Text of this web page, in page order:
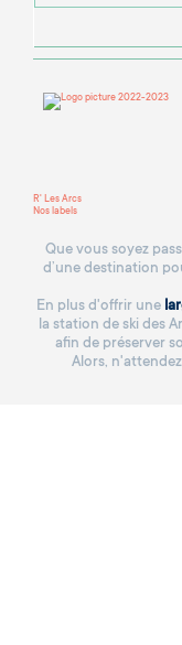
R' Les Arcs
Nos labels
Que vous soyez
d’une destination
En plus d'offrir une
la station de ski des
afin de préserver
Alors,